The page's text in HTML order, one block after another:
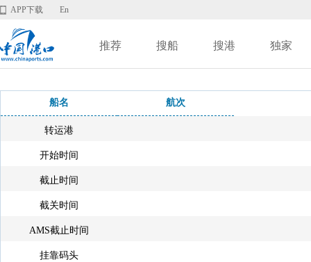
APP下载 En
推荐 搜船 搜港 独家
船名 航次
转运港
开始时间
截止时间
截关时间
AMS截止时间
挂靠码头